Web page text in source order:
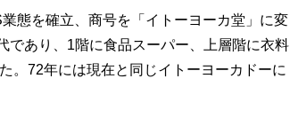
態を確立、商号を「イトーヨーカ堂」に変
であり、1階に食品スーパー、上層階に衣料
。72年には現在と同じイトーヨーカドーに